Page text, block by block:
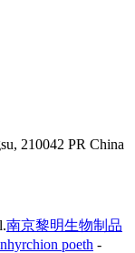
210042 PR China
南京黎明生物制品
poeth -